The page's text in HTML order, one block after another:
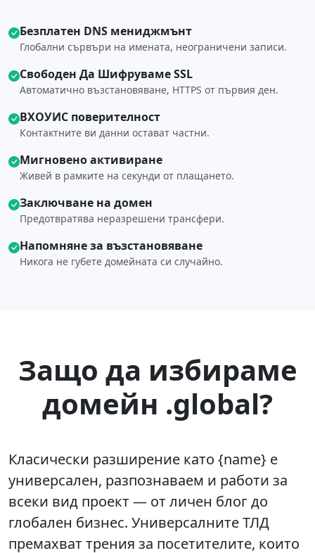
Безплатен DNS мениджмънт
Глобални сървъри на имената, неограничени записи.
Свободен Да Шифруваме SSL
Автоматично възстановяване, HTTPS от първия ден.
ВХОУИС поверителност
Контактните ви данни остават частни.
Мигновено активиране
Живей в рамките на секунди от плащането.
Заключване на домен
Предотвратява неразрешени трансфери.
Напомняне за възстановяване
Никога не губете домейната си случайно.
Защо да избираме
домейн .global?
Класически разширение като {name} е
универсален, разпознаваем и работи за
всеки вид проект — от личен блог до
глобален бизнес. Универсалните ТЛД
премахват трения за посетителите, които